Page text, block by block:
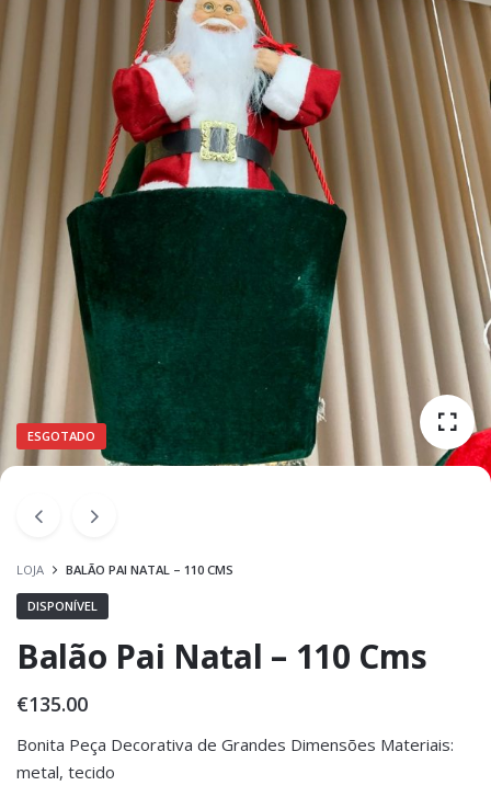
ESGOTADO
LOJA BALÃO PAI NATAL – 110 CMS
DISPONÍVEL
Balão Pai Natal – 110 Cms
€135.00
Bonita Peça Decorativa de Grandes Dimensões Materiais:
metal, tecido